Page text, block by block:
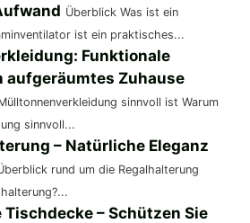
Überblick Was ist ein
ist ein praktisches...
Funktionale
aufgeräumtes Zuhause
sinnvoll ist Warum
sinnvoll...
– Natürliche Eleganz
rund um die Regalhalterung
– Schützen Sie